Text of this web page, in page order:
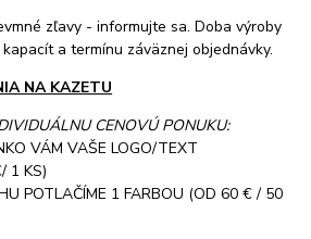
zľavy - informujte sa. Doba výroby
a termínu záväznej objednávky.
NA KAZETU
CENOVÚ PONUKU:
VÁM VAŠE LOGO/TEXT
1 KS)
POTLAČÍME 1 FARBOU (OD 60 € / 50